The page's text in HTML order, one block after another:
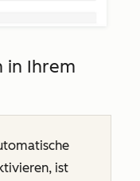
in Ihrem
ist